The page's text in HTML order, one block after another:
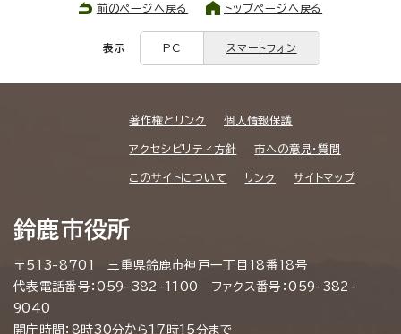
前のページへ戻る トップページへ戻る
表示 PC スマートフォン
著作権とリンク 個人情報保護
アクセシビリティ方針 市への意見・質問
このサイトについて リンク サイトマップ
鈴鹿市役所
〒513-8701 三重県鈴鹿市神戸一丁目18番18号
代表電話番号：059-382-1100 ファクス番号：059-382-
9040
開庁時間：8時30分から17時15分まで